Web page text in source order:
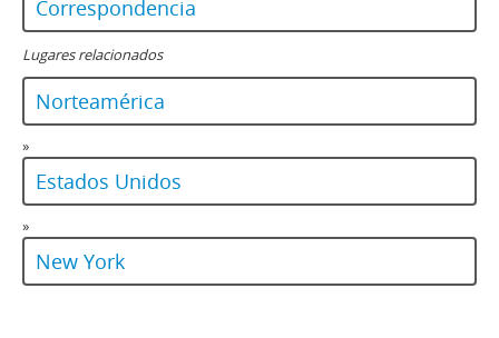
Correspondencia
Lugares relacionados
Norteamérica
»
Estados Unidos
»
New York